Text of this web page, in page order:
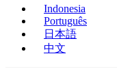
Indonesia
Português
日本語
中文